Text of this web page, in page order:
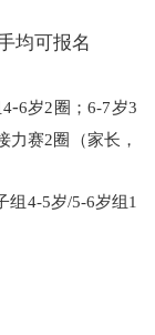
均可报名
4-6岁2圈；6-7岁3
力赛2圈（家长，
组 4-5岁/5-6岁组 1